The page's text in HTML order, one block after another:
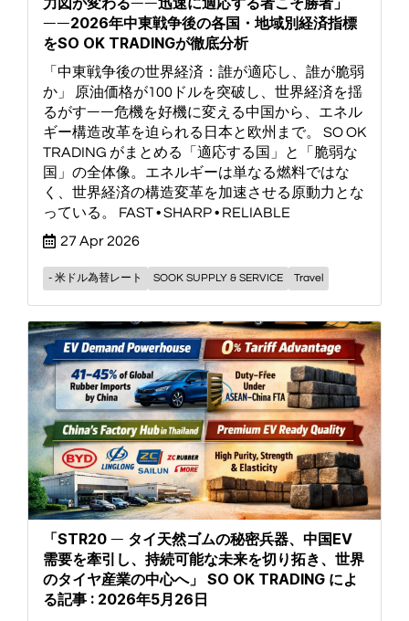
――2026年中東戦争後の各国・地域別経済指標
をSO OK TRADINGが徹底分析
「中東戦争後の世界経済：誰が適応し、誰が脆弱
か」 原油価格が100ドルを突破し、世界経済を揺
るがす――危機を好機に変える中国から、エネル
ギー構造改革を迫られる日本と欧州まで。 SO OK
TRADING がまとめる「適応する国」と「脆弱な
国」の全体像。エネルギーは単なる燃料ではな
く、世界経済の構造変革を加速させる原動力とな
っている。 FAST • SHARP • RELIABLE
27 Apr 2026
- 米ドル為替レート SOOK SUPPLY & SERVICE Travel
「STR20 ― タイ天然ゴムの秘密兵器、中国EV
需要を牽引し、持続可能な未来を切り拓き、世界
のタイヤ産業の中心へ」 SO OK TRADING によ
る記事 : 2026年5月26日